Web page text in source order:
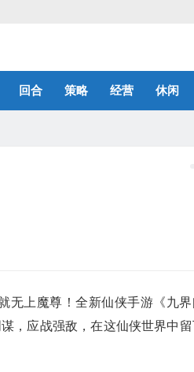
回合 策略 经营 休闲
无上魔尊！全新仙侠手游《九界
，应战强敌，在这仙侠世界中